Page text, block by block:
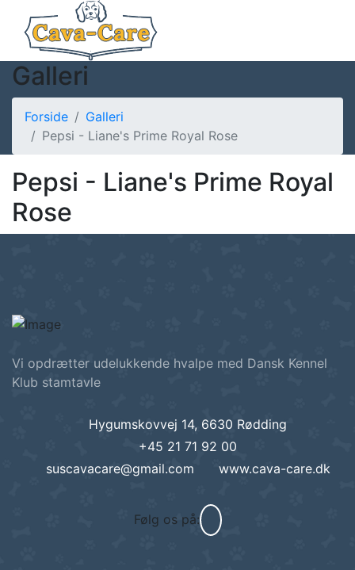
Galleri
Forside
Galleri
Pepsi - Liane's Prime Royal Rose
Pepsi - Liane's Prime Royal
Rose
Vi opdrætter udelukkende hvalpe med Dansk Kennel
Klub stamtavle
Hygumskovvej 14, 6630 Rødding
+45 21 71 92 00
suscavacare@gmail.com
www.cava-care.dk
Følg os på: